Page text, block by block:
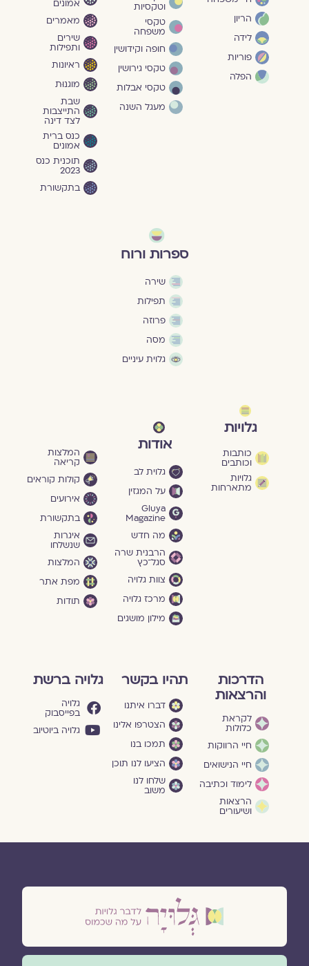
הריון
לידה
פוריות
הפלה
וטקסיות
טקסי
משפחה
חופה וקידושין
טקסי גירושין
טקסי אבלות
מעגל השנה
אמונים
מאמרים
שירים
ותפילות
ראיונות
מוגנוּת
שבת
התייצבות
לצד דינה
כנס ברית
אמונים
תוכנית כנס
2023
בתקשורת
ספרות ורוח
שירה
תפילות
פרוזה
מסה
גלוית עיניים
גלויות
כותבות
וכותבים
גלויות
מתארחות
אודות
גלוית לב
על המגזין
Gluya
Magazine
מה חדש
הרבנית שרה
סגל־כץ
צוות גלויה
מרכז גלויה
מילון מושגים
המלצות
קריאה
קולות קוראים
אירועים
בתקשורת
איגרות
שנשלחו
המלצות
מפת אתר
תודות
הדרכות
והרצאות
לקראת
כלולות
חיי הרווקות
חיי הנישואים
לימוד וכתיבה
הרצאות
ושיעורים
תהיו בקשר
דברו איתנו
הצטרפו אלינו
תמכו בנו
הציעו לנו תוכן
שלחו לנו
משוב
גלויה ברשת
גלויה
בפייסבוק
גלויה ביוטיוב